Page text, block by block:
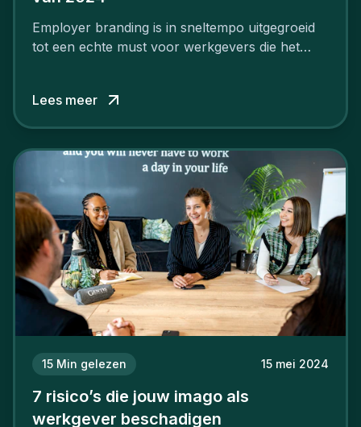
Employer branding is in sneltempo uitgegroeid
tot een echte must voor werkgevers die het
Lees meer
15 Min gelezen 15 mei 2024
7 risico’s die jouw imago als
werkgever beschadigen